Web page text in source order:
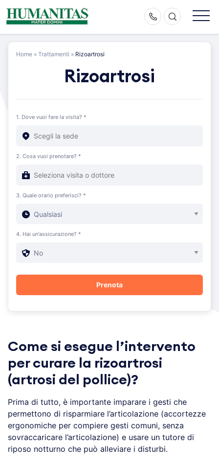
Skip
to
Home » Trattamenti » Rizoartrosi
Rizoartrosi
1. Dove vuoi fare la visita? *
2. Cosa vuoi prenotare? *
3. Quale orario preferisci? *
4. Hai un'assicurazione? *
Come si esegue l’intervento
per curare la rizoartrosi
(artrosi del pollice)?
Prima di tutto, è importante imparare i gesti che
permettono di risparmiare l’articolazione (accortezze
ergonomiche per compiere gesti comuni, senza
sovraccaricare l’articolazione) e usare un tutore di
riposo notturno che può alleviare i disturbi.